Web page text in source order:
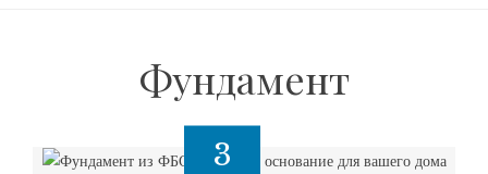
Фундамент
3